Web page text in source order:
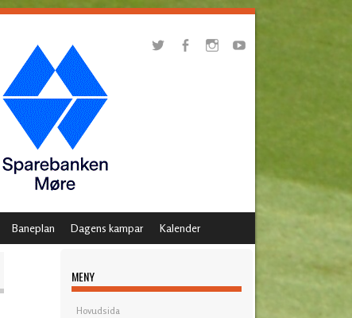
Baneplan Dagens kampar Kalender
MENY
Hovudsida